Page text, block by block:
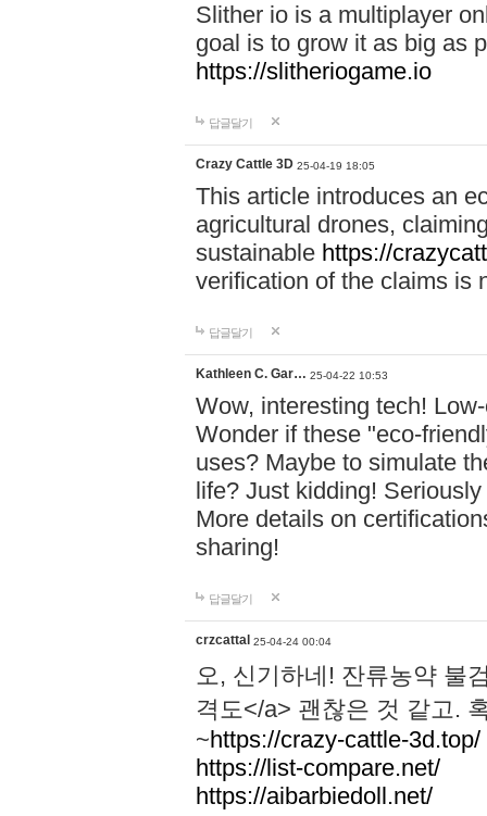
Slither io is a multiplayer
goal is to grow it as big as
https://slitheriogame.io
답글달기
Crazy Cattle 3D 25-04-19 18:05
This article introduces an
agricultural drones,
sustainable https://
verification of the claims is
답글달기
Kathleen C. Gar… 25-04-22 10:53
Wow, interesting tech!
Wonder if these "eco-
uses? Maybe to simulate
life? Just kidding!
More details on
sharing!
답글달기
crzcattal 25-04-24 00:04
오, 신기하네! 잔류농약 불
격도</a> 괜찮은 것 같고.
~https://crazy-cattle-3d.top/
https://list-compare.net/
https://aibarbiedoll.net/